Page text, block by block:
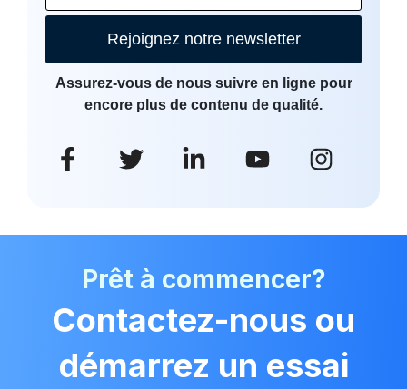
Rejoignez notre newsletter
Assurez-vous de nous suivre en ligne pour
encore plus de contenu de qualité.
Prêt à commencer?
Contactez-nous ou
démarrez un essai